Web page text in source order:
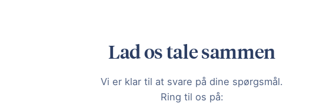
Lad os tale sammen
Vi er klar til at svare på dine spørgsmål.
Ring til os på: